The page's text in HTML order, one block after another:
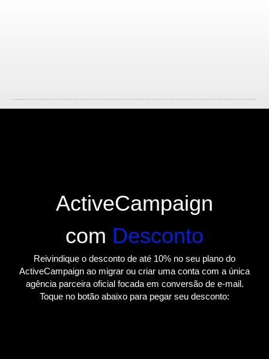
ActiveCampaign
com Desconto
Reivindique o desconto de até 10% no seu plano do
ActiveCampaign ao migrar ou criar uma conta com a única
agência parceira oficial focada em conversão de e-mail.
Toque no botão abaixo para pegar seu desconto: